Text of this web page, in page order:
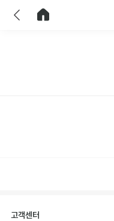
고객센터